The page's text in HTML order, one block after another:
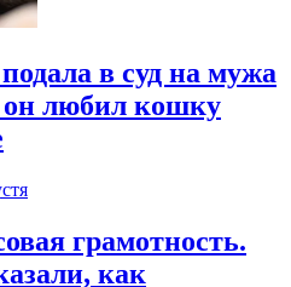
в суд на мужа
он любил кошку
грамотность.
как